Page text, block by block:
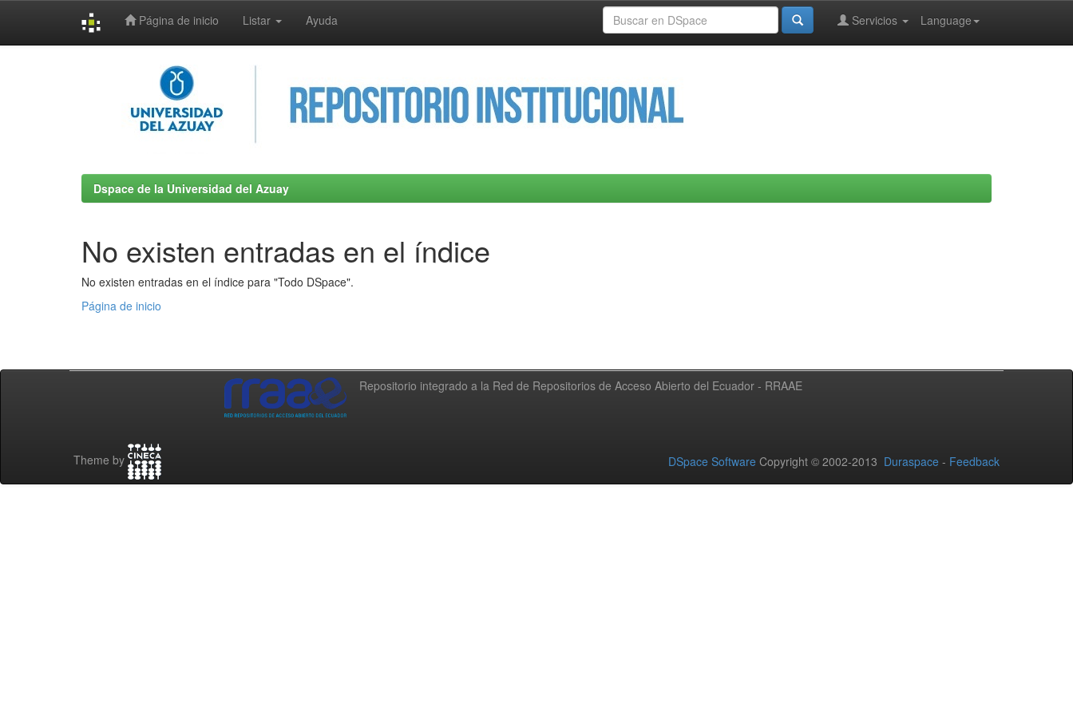
Página de inicio Listar Ayuda Language
Servicios
Dspace de la Universidad del Azuay
No existen entradas en el índice
No existen entradas en el índice para "Todo DSpace".
Página de inicio
Repositorio integrado a la Red de Repositorios de Acceso Abierto del Ecuador - RRAAE
Theme by DSpace Software Copyright © 2002-2013 Duraspace - Feedback